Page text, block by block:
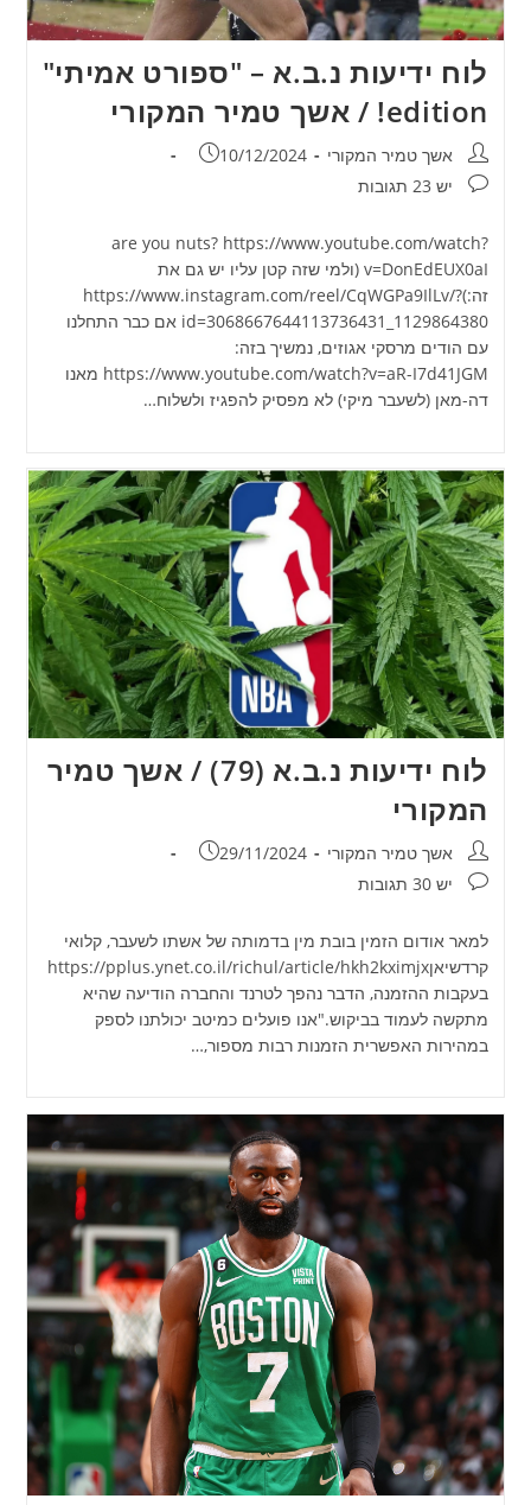
לוח ידיעות נ.ב.א – "ספורט אמיתי"
edition! / אשך טמיר המקורי
מחבר:אשך טמיר המקורי פורסם:
10/12/2024
תגובות:
יש 23 תגובות
are you nuts? https://www.youtube.com/watch?
v=DonEdEUX0aI (ולמי שזה קטן עליו יש גם את
זה:)https://www.instagram.com/reel/CqWGPa9IlLv/?
id=3068667644113736431_1129864380 אם כבר התחלנו
עם הודים מרסקי אגוזים, נמשיך בזה:
https://www.youtube.com/watch?v=aR-I7d41JGM מאנו
דה-מאן (לשעבר מיקי) לא מפסיק להפגיז ולשלוח…
לוח ידיעות נ.ב.א (79) / אשך טמיר
המקורי
מחבר:אשך טמיר המקורי פורסם:
29/11/2024
תגובות:
יש 30 תגובות
למאר אודום הזמין בובת מין בדמותה של אשתו לשעבר, קלואי
קרדשיאןhttps://pplus.ynet.co.il/richul/article/hkh2kximjx
בעקבות ההזמנה, הדבר נהפך לטרנד והחברה הודיעה שהיא
מתקשה לעמוד בביקוש."אנו פועלים כמיטב יכולתנו לספק
במהירות האפשרית הזמנות רבות מספור,…